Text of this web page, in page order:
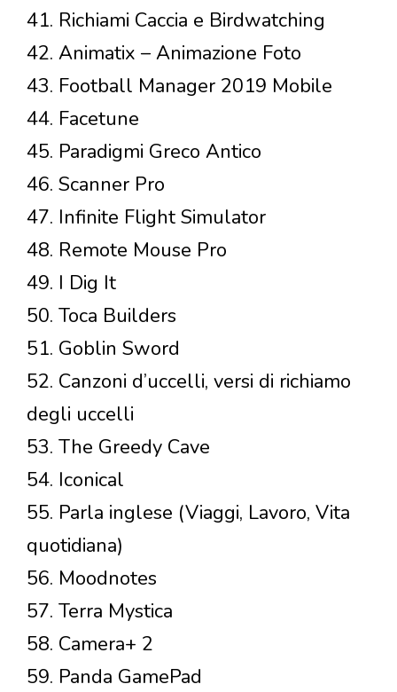
41. Richiami Caccia e Birdwatching
42. Animatix – Animazione Foto
43. Football Manager 2019 Mobile
44. Facetune
45. Paradigmi Greco Antico
46. Scanner Pro
47. Infinite Flight Simulator
48. Remote Mouse Pro
49. I Dig It
50. Toca Builders
51. Goblin Sword
52. Canzoni d’uccelli, versi di richiamo
degli uccelli
53. The Greedy Cave
54. Iconical
55. Parla inglese (Viaggi, Lavoro, Vita
quotidiana)
56. Moodnotes
57. Terra Mystica
58. Camera+ 2
59. Panda GamePad